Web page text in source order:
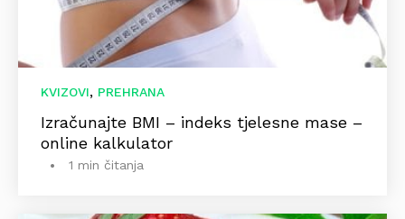
KVIZOVI, PREHRANA
Izračunajte BMI – indeks tjelesne mase –
online kalkulator
1 min čitanja